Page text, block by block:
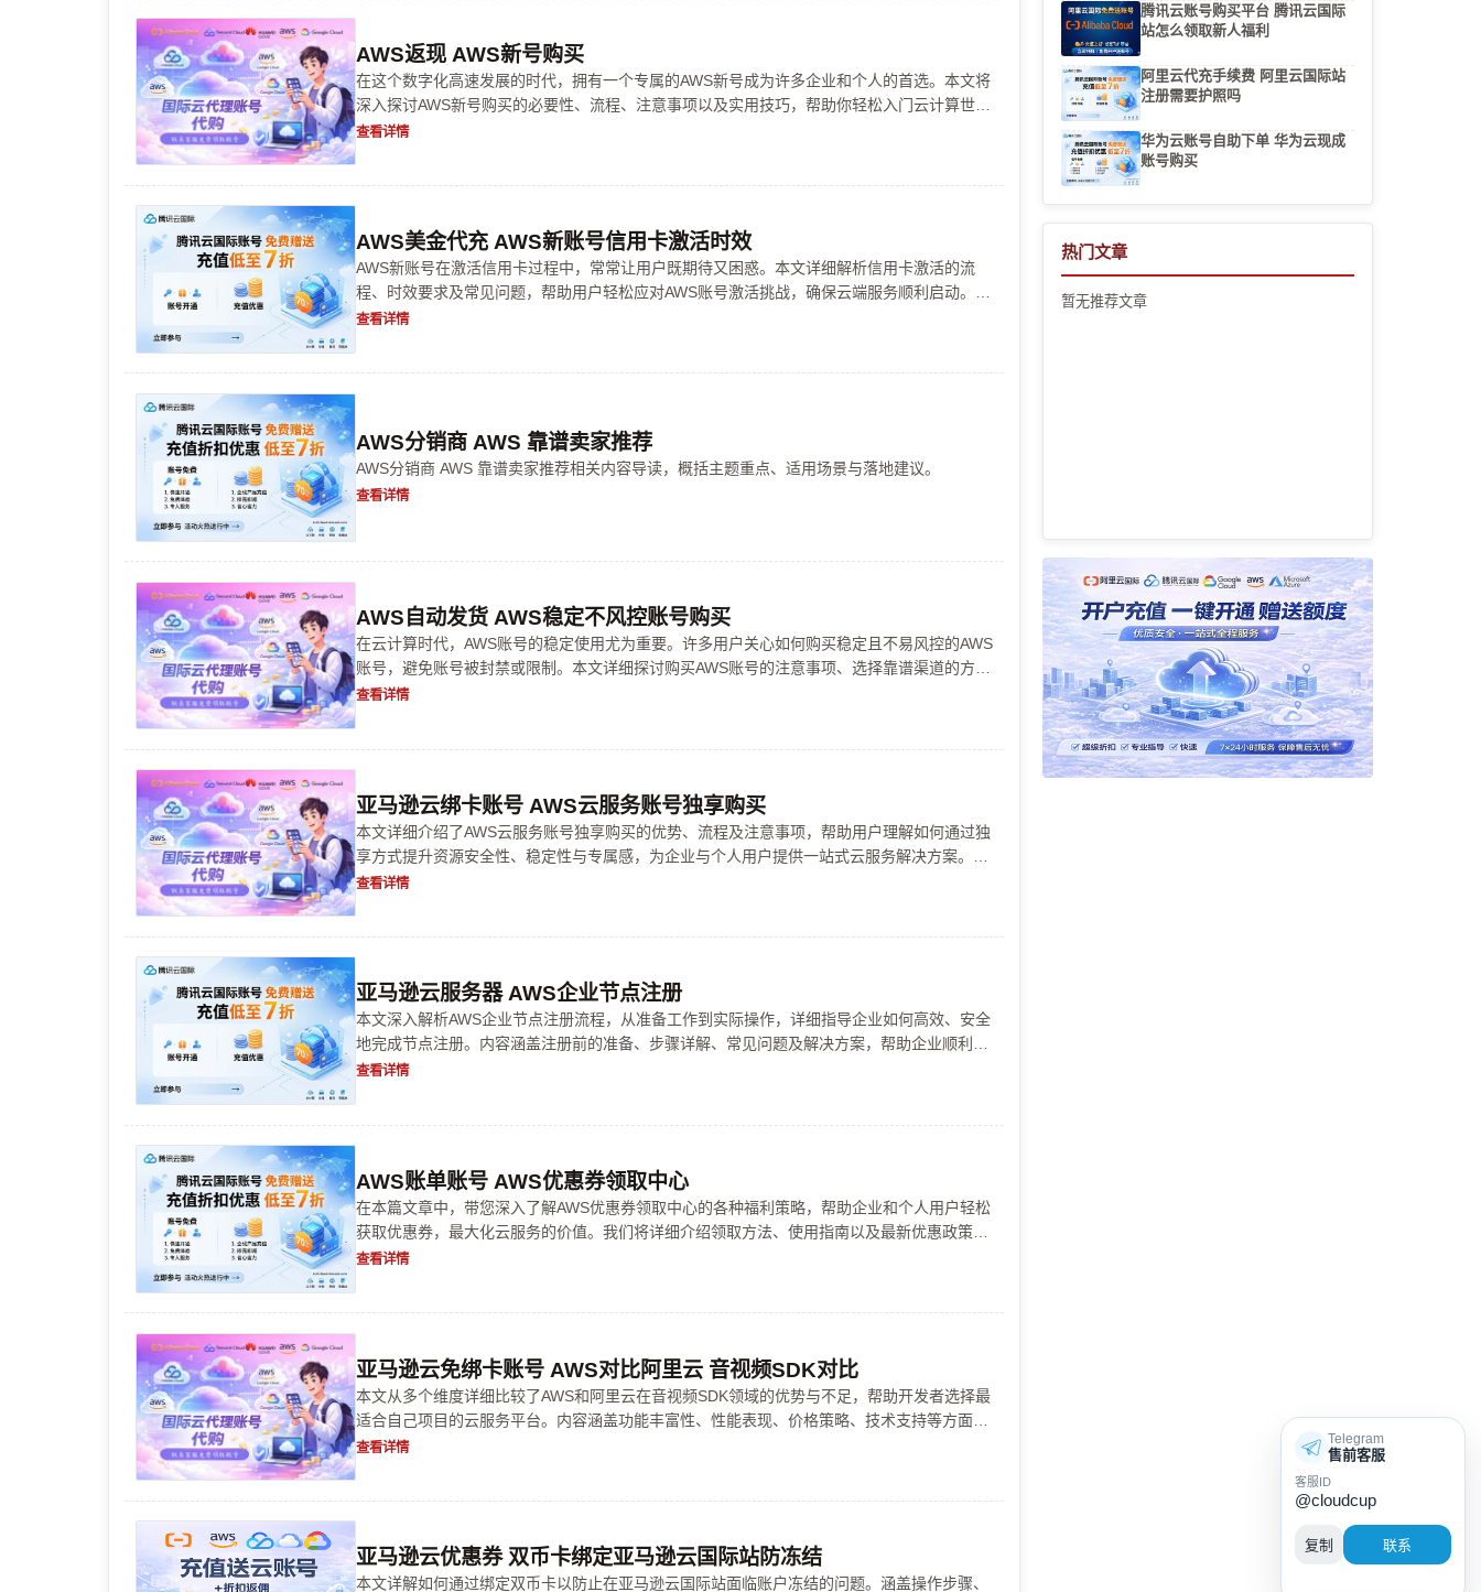
AWS返现 AWS新号购买
在这个数字化高速发展的时代，拥有一个专属的AWS新号成为许多企业和个人的首选。本文将
深入探讨AWS新号购买的必要性、流程、注意事项以及实用技巧，帮助你轻松入门云计算世
界，实现业务的飞跃式发展。无论你是科技新手还是行业老手，这篇指南都能为你提供全面的
查看详情
AWS美金代充 AWS新账号信用卡激活时效
AWS新账号在激活信用卡过程中，常常让用户既期待又困惑。本文详细解析信用卡激活的流
程、时效要求及常见问题，帮助用户轻松应对AWS账号激活挑战，确保云端服务顺利启动。无
论你是新手还是老司机，都能从中找到实用 Cheklist 和建议，让激活变得轻松愉快！
查看详情
AWS分销商 AWS 靠谱卖家推荐
AWS分销商 AWS 靠谱卖家推荐相关内容导读，概括主题重点、适用场景与落地建议。
查看详情
AWS自动发货 AWS稳定不风控账号购买
在云计算时代，AWS账号的稳定使用尤为重要。许多用户关心如何购买稳定且不易风控的AWS
账号，避免账号被封禁或限制。本文详细探讨购买AWS账号的注意事项、选择靠谱渠道的方
法，以及维护账号稳定的技巧，帮助用户安心享受云服务的便利。
查看详情
亚马逊云绑卡账号 AWS云服务账号独享购买
本文详细介绍了AWS云服务账号独享购买的优势、流程及注意事项，帮助用户理解如何通过独
享方式提升资源安全性、稳定性与专属感，为企业与个人用户提供一站式云服务解决方案。内
容涵盖从定义、优势到操作指南，确保读者全面掌握相关知识，轻松实现云端资源的高效管理
查看详情
亚马逊云服务器 AWS企业节点注册
本文深入解析AWS企业节点注册流程，从准备工作到实际操作，详细指导企业如何高效、安全
地完成节点注册。内容涵盖注册前的准备、步骤详解、常见问题及解决方案，帮助企业顺利实
现云端资源管理与部署，为数字化转型提供坚实基础。
查看详情
AWS账单账号 AWS优惠券领取中心
在本篇文章中，带您深入了解AWS优惠券领取中心的各种福利策略，帮助企业和个人用户轻松
获取优惠券，最大化云服务的价值。我们将详细介绍领取方法、使用指南以及最新优惠政策，
让您在云端的旅程更加省心、省钱、不走弯路。
查看详情
亚马逊云免绑卡账号 AWS对比阿里云 音视频SDK对比
本文从多个维度详细比较了AWS和阿里云在音视频SDK领域的优势与不足，帮助开发者选择最
适合自己项目的云服务平台。内容涵盖功能丰富性、性能表现、价格策略、技术支持等方面，
揭示两大云服务商在音视频处理上的差异与特色，让你在云端音视频开发的道路上少走弯路，
查看详情
亚马逊云优惠券 双币卡绑定亚马逊云国际站防冻结
本文详解如何通过绑定双币卡以防止在亚马逊云国际站面临账户冻结的问题。涵盖操作步骤、
腾讯云账号购买平台 腾讯云国际
站怎么领取新人福利
阿里云代充手续费 阿里云国际站
注册需要护照吗
华为云账号自助下单 华为云现成
账号购买
热门文章
暂无推荐文章
Telegram
售前客服
客服ID
@cloudcup
复制 联系